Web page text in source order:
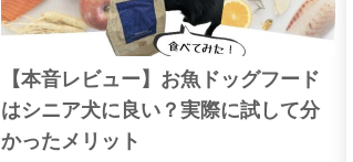
【本音レビュー】お魚ドッグフード
はシニア犬に良い？実際に試して分
かったメリット